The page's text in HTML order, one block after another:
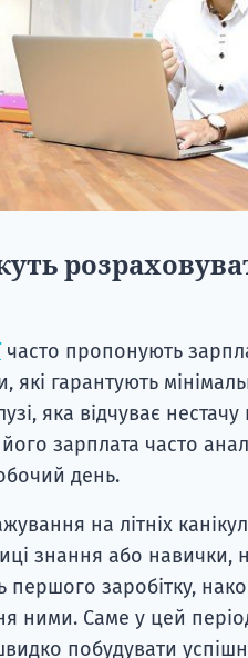
часто пропонують
гарантують
яка відчуває
зарплата часто
день.
на літніх
знання або навички,
першого заробітку,
ними. Саме у цей
побудувати